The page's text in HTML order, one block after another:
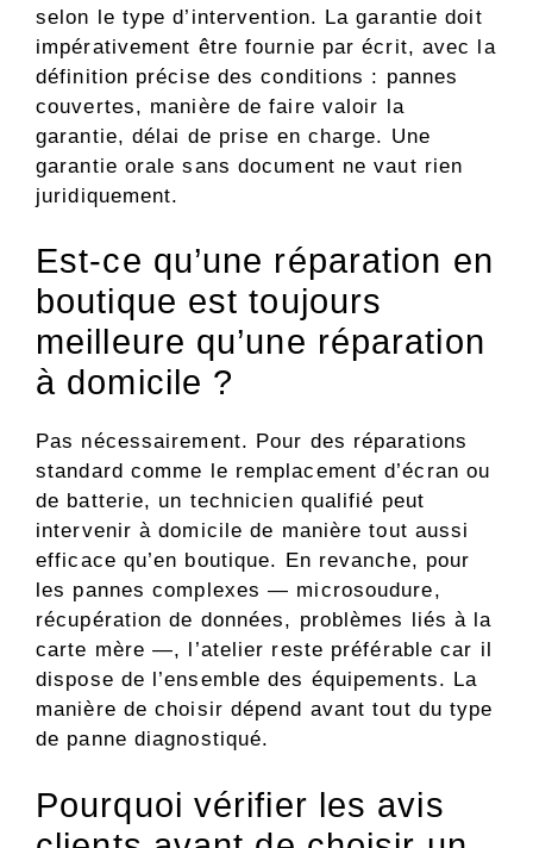
selon le type d’intervention. La garantie doit
impérativement être fournie par écrit, avec la
définition précise des conditions : pannes
couvertes, manière de faire valoir la
garantie, délai de prise en charge. Une
garantie orale sans document ne vaut rien
juridiquement.
Est-ce qu’une réparation en
boutique est toujours
meilleure qu’une réparation
à domicile ?
Pas nécessairement. Pour des réparations
standard comme le remplacement d’écran ou
de batterie, un technicien qualifié peut
intervenir à domicile de manière tout aussi
efficace qu’en boutique. En revanche, pour
les pannes complexes — microsoudure,
récupération de données, problèmes liés à la
carte mère —, l’atelier reste préférable car il
dispose de l’ensemble des équipements. La
manière de choisir dépend avant tout du type
de panne diagnostiqué.
Pourquoi vérifier les avis